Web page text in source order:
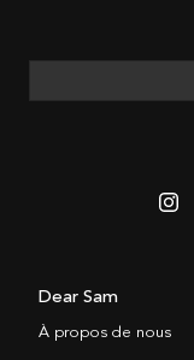
Dear Sam
À propos de nous